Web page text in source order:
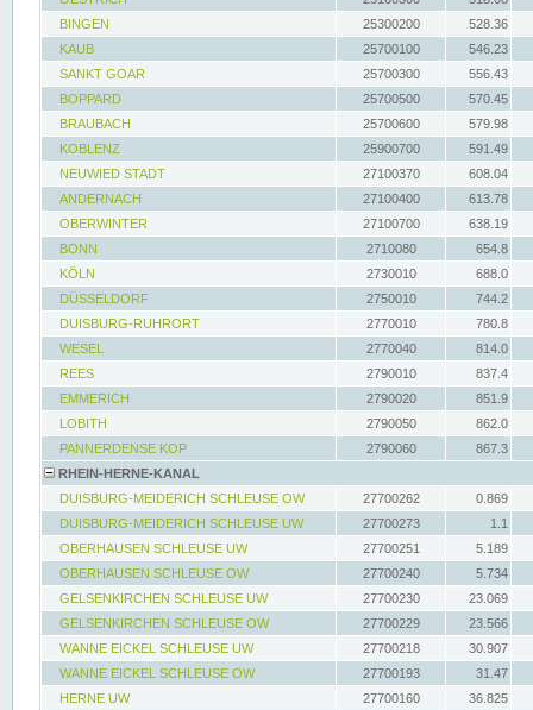
BINGEN
25300200
528.36
KAUB
25700100
546.23
SANKT GOAR
25700300
556.43
BOPPARD
25700500
570.45
BRAUBACH
25700600
579.98
KOBLENZ
25900700
591.49
NEUWIED STADT
27100370
608.04
ANDERNACH
27100400
613.78
OBERWINTER
27100700
638.19
BONN
2710080
654.8
KÖLN
2730010
688.0
DÜSSELDORF
2750010
744.2
DUISBURG-RUHRORT
2770010
780.8
WESEL
2770040
814.0
REES
2790010
837.4
EMMERICH
2790020
851.9
LOBITH
2790050
862.0
PANNERDENSE KOP
2790060
867.3
RHEIN-HERNE-KANAL
DUISBURG-MEIDERICH SCHLEUSE OW
27700262
0.869
DUISBURG-MEIDERICH SCHLEUSE UW
27700273
1.1
OBERHAUSEN SCHLEUSE UW
27700251
5.189
OBERHAUSEN SCHLEUSE OW
27700240
5.734
GELSENKIRCHEN SCHLEUSE UW
27700230
23.069
GELSENKIRCHEN SCHLEUSE OW
27700229
23.566
WANNE EICKEL SCHLEUSE UW
27700218
30.907
WANNE EICKEL SCHLEUSE OW
27700193
31.47
HERNE UW
27700160
36.825